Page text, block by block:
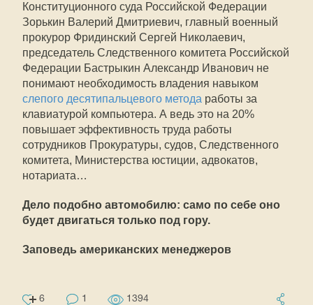
Конституционного суда Российской Федерации
Зорькин Валерий Дмитриевич, главный военный
прокурор Фридинский Сергей Николаевич,
председатель Следственного комитета Российской
Федерации Бастрыкин Александр Иванович не
понимают необходимость владения навыком
слепого десятипальцевого метода работы за
клавиатурой компьютера. А ведь это на 20%
повышает эффективность труда работы
сотрудников Прокуратуры, судов, Следственного
комитета, Министерства юстиции, адвокатов,
нотариата…
Дело подобно автомобилю: само по себе оно
будет двигаться только под гору.
Заповедь американских менеджеров
6 1 1394